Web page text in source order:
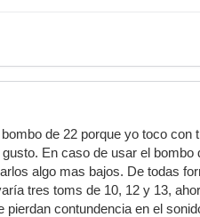
de 22 porque yo toco
En caso de usar el
algo mas bajos. De todas
tres toms de 10, 12 y 13,
contundencia en el